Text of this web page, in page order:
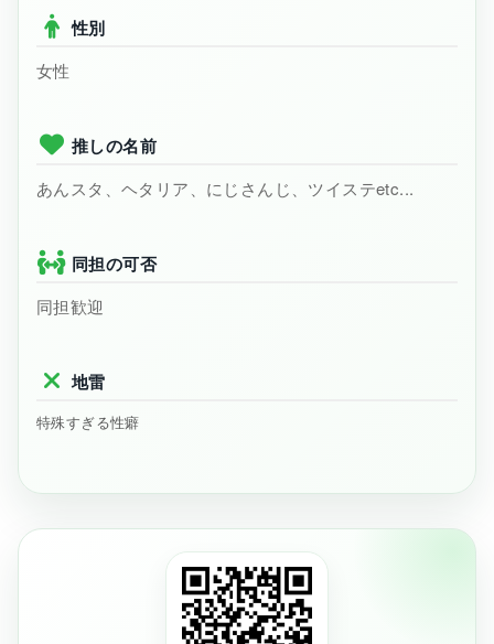
性別
女性
推しの名前
あんスタ、ヘタリア、にじさんじ、ツイステetc...
同担の可否
同担歓迎
地雷
特殊すぎる性癖